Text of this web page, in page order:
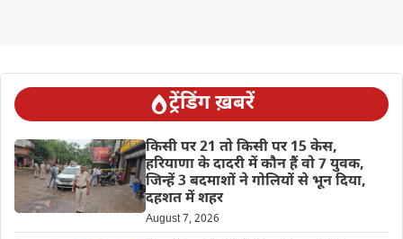
ट्रेंडिंग ख़बरें
किसी पर 21 तो किसी पर 15 केस,
हरियाणा के दादरी में कौन हैं वो 7 युवक,
जिन्हें 3 बदमाशों ने गोलियों से भून दिया,
दहशत में शहर
August 7, 2026